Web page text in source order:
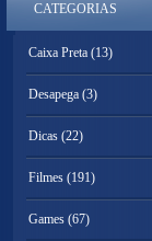
CATEGORIAS
Caixa Preta (13)
Desapega (3)
Dicas (22)
Filmes (191)
Games (67)